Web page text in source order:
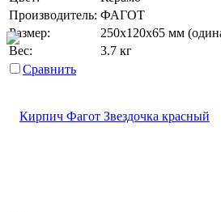
Производитель: ФАГОТ
Размер:
250х120х65 мм
Вес:
3.7 кг
Сравнить